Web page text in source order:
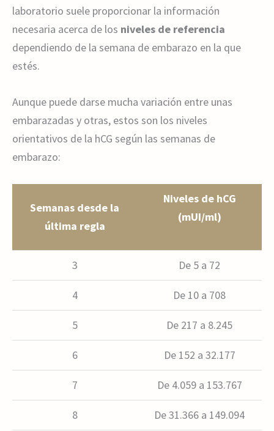
laboratorio suele proporcionar la información
necesaria acerca de los niveles de referencia
dependiendo de la semana de embarazo en la que
estés.
Aunque puede darse mucha variación entre unas
embarazadas y otras, estos son los niveles
orientativos de la hCG según las semanas de
embarazo:
Semanas desde la
última regla
Niveles de hCG
(mUI/ml)
Semanas desde la
última regla
Niveles de hCG
(mUI/ml)
3 De 5 a 72
4 De 10 a 708
5 De 217 a 8.245
6 De 152 a 32.177
7 De 4.059 a 153.767
8 De 31.366 a 149.094